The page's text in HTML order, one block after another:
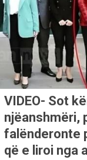
VIDEO- Sot
njëanshmëri,
falënderonte
që e liroi nga